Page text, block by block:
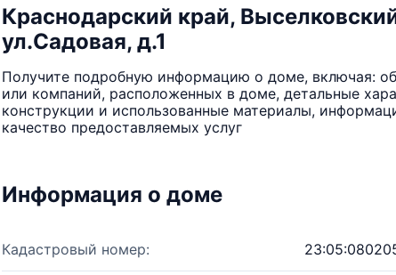
Краснодарский край,
ул.Садовая, д.1
Получите подробную информацию о доме, включая:
или компаний, расположенных в доме, детальные
конструкции и использованные материалы,
качество предоставляемых услуг
Информация о доме
Кадастровый номер: